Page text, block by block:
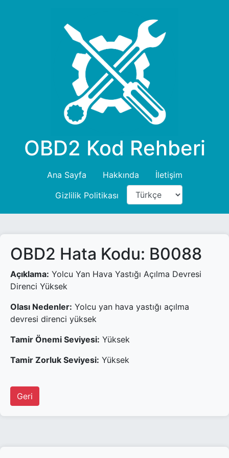
OBD2 Kod Rehberi
Ana Sayfa Hakkında
İletişim
Gizlilik Politikası
OBD2 Hata Kodu: B0088
Açıklama: Yolcu Yan Hava Yastığı Açılma Devresi
Direnci Yüksek
Olası Nedenler: Yolcu yan hava yastığı açılma
devresi direnci yüksek
Tamir Önemi Seviyesi: Yüksek
Tamir Zorluk Seviyesi: Yüksek
Geri